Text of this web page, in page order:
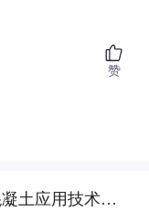
赞
JTS-T159-2021-水运工程模袋混凝土应用技术规范-可搜索.pdf